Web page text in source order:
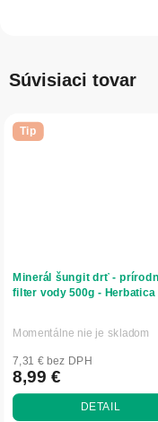
Súvisiaci tovar
Tip
Minerál šungit drť -
filter vody 500g - Herbatica
Priemerné
hodnotenie
produktu
je
5,0
Momentálne nie je skladom
7,31 € bez DPH
8,99 €
DETAIL